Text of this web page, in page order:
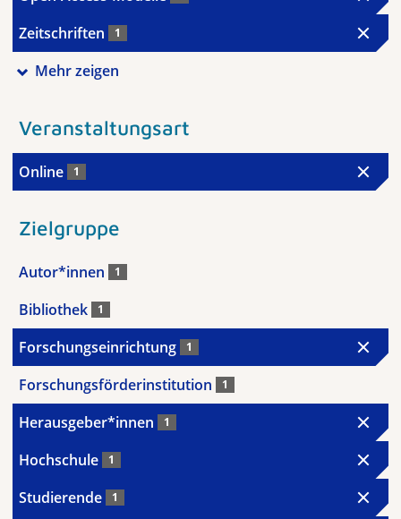
Zeitschriften 1
Mehr zeigen
Veranstaltungsart
Online 1
Zielgruppe
Autor*innen 1
Bibliothek 1
Forschungseinrichtung 1
Forschungsförderinstitution 1
Herausgeber*innen 1
Hochschule 1
Studierende 1